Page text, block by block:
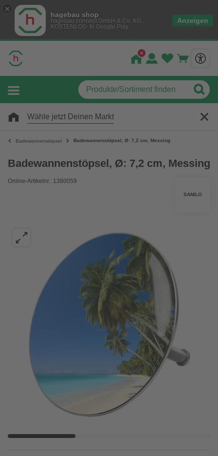
hagebau shop
hagebau connect GmbH & Co. KG
KOSTENLOS- In Google Play
Anzeigen
Wähle jetzt Deinen Markt
Badewannenstöpsel Badewannenstöpsel, Ø: 7,2 cm, Messing
Badewannenstöpsel, Ø: 7,2 cm, Messing
Online-Artikelnr.: 1380059
SANILO